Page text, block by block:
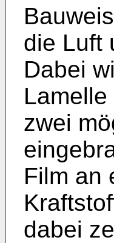
die Luft
Dabei
zwei
Film an
dabei